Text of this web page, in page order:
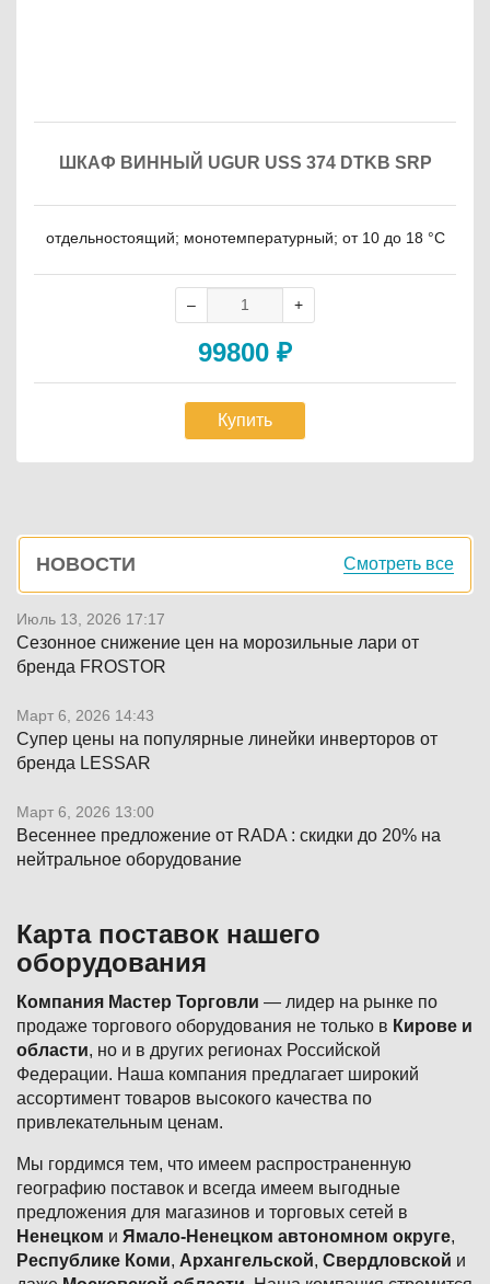
ШКАФ ВИННЫЙ UGUR USS 374 DTKB SRP
отдельностоящий; монотемпературный; от 10 до 18 °C
99800 ₽
Купить
Боковая
панель
НОВОСТИ Смотреть все
Июль 13, 2026 17:17
Сезонное снижение цен на морозильные лари от
бренда FROSTOR
Март 6, 2026 14:43
Супер цены на популярные линейки инверторов от
бренда LESSAR
Март 6, 2026 13:00
Весеннее предложение от RADA : скидки до 20% на
нейтральное оборудование
Карта поставок нашего
оборудования
Компания Мастер Торговли — лидер на рынке по
продаже торгового оборудования не только в Кирове и
области, но и в других регионах Российской
Федерации. Наша компания предлагает широкий
ассортимент товаров высокого качества по
привлекательным ценам.
Мы гордимся тем, что имеем распространенную
географию поставок и всегда имеем выгодные
предложения для магазинов и торговых сетей в
Ненецком и Ямало-Ненецком автономном округе,
Республике Коми, Архангельской, Свердловской и